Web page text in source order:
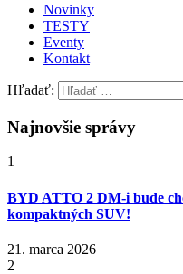
Novinky
TESTY
Eventy
Kontakt
Hľadať:
Najnovšie správy
1
BYD ATTO 2 DM-i bude
kompaktných SUV!
21. marca 2026
2